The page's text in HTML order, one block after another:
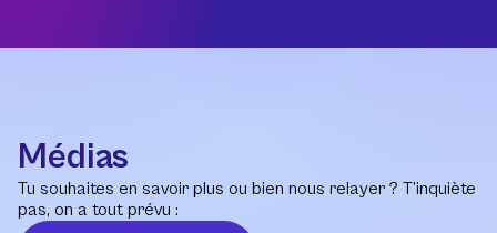
Médias
Tu souhaites en savoir plus ou bien nous relayer ? T’inquiète
pas, on a tout prévu :